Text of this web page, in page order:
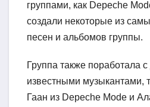
группами, как Depeche
создали некоторые из
песен и альбомов группы.
Группа также поработала с
известными музыкантами,
Гаан из Depeche Mode и